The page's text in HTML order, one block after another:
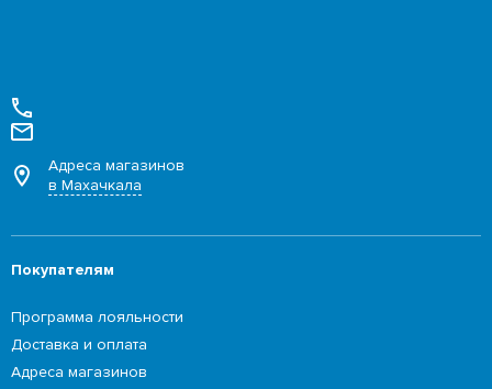
Адреса магазинов
в Махачкала
Покупателям
Программа лояльности
Доставка и оплата
Адреса магазинов